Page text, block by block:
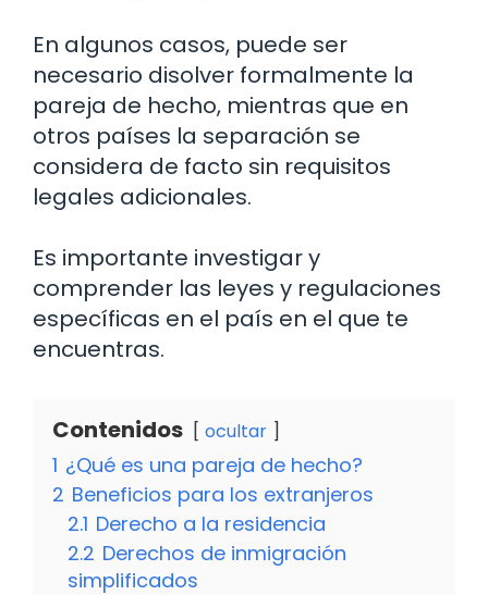
En algunos casos, puede ser
necesario disolver formalmente la
pareja de hecho, mientras que en
otros países la separación se
considera de facto sin requisitos
legales adicionales.
Es importante investigar y
comprender las leyes y regulaciones
específicas en el país en el que te
encuentras.
Contenidos ocultar
1 ¿Qué es una pareja de hecho?
2 Beneficios para los extranjeros
2.1 Derecho a la residencia
2.2 Derechos de inmigración
simplificados